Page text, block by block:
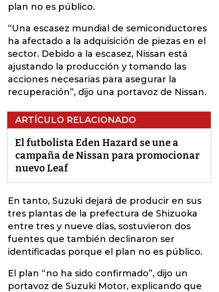
plan no es público.
“Una escasez mundial de semiconductores
ha afectado a la adquisición de piezas en el
sector. Debido a la escasez, Nissan está
ajustando la producción y tomando las
acciones necesarias para asegurar la
recuperación”, dijo una portavoz de Nissan.
ARTÍCULO RELACIONADO
El futbolista Eden Hazard se une a
campaña de Nissan para promocionar
nuevo Leaf
En tanto, Suzuki dejará de producir en sus
tres plantas de la prefectura de Shizuoka
entre tres y nueve días, sostuvieron dos
fuentes que también declinaron ser
identificadas porque el plan no es público.
El plan “no ha sido confirmado”, dijo un
portavoz de Suzuki Motor, explicando que